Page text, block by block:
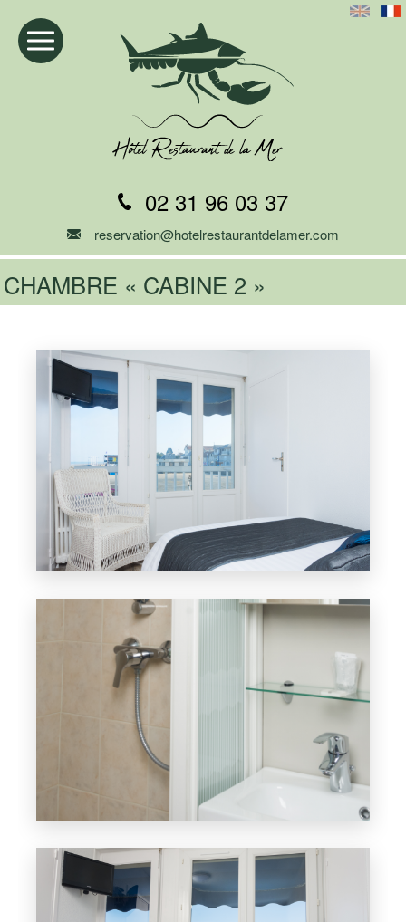
02 31 96 03 37
reservation@hotelrestaurantdelamer.com
CHAMBRE « CABINE 2 »